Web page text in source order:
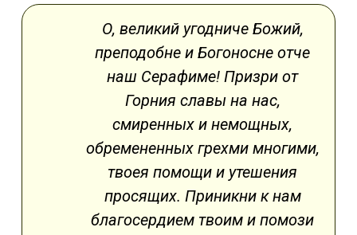
О, великий угодниче Божий,
преподобне и Богоносне отче
наш Серафиме! Призри от
Горния славы на нас,
смиренных и немощных,
обремененных грехми многими,
твоея помощи и утешения
просящих. Приникни к нам
благосердием твоим и помози